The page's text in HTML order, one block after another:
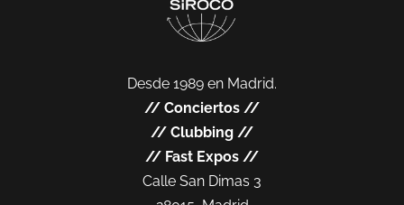
Desde 1989 en Madrid.
// Conciertos //
// Clubbing //
// Fast Expos //
Calle San Dimas 3